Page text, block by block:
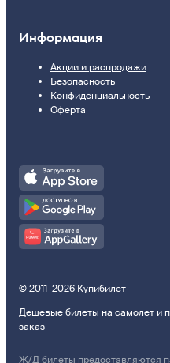
Информация
Акции и распродажи
Безопасность
Конфиденциальность
Оферта
© 2011–2026 Купибилет
Дешевые билеты на самолет и
заказ
Ж/Д билеты предоставляются